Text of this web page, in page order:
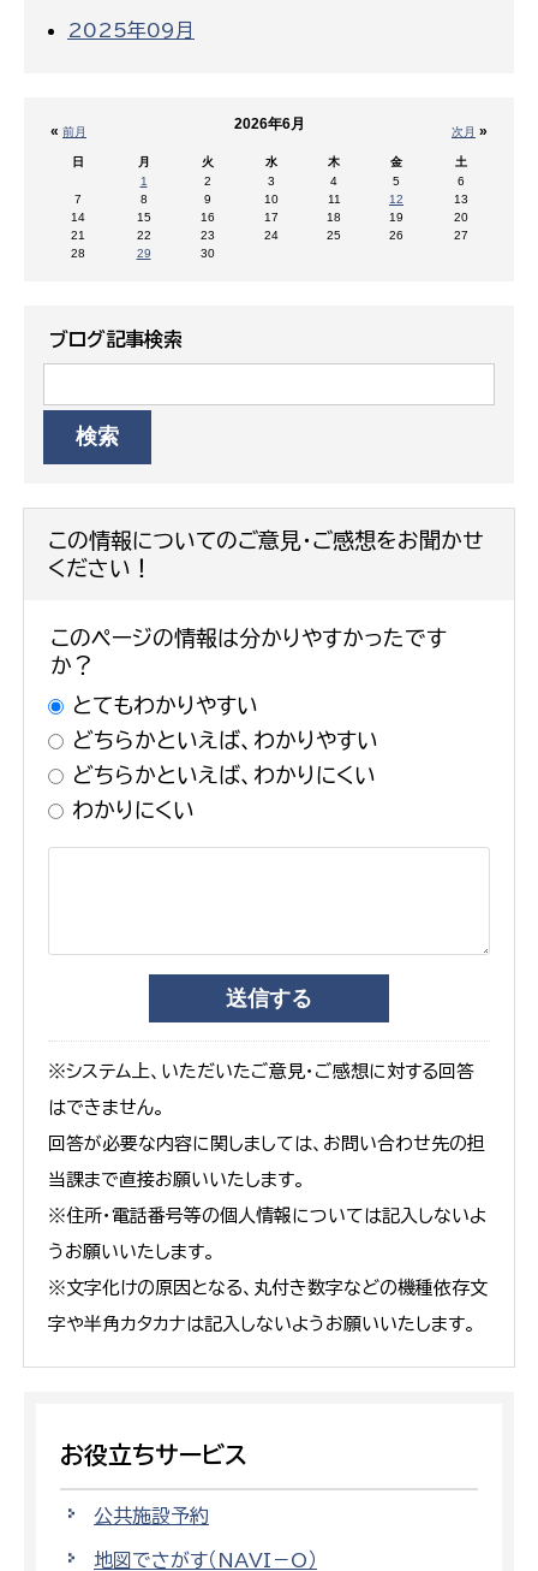
2025年09月
« 前月 次月 »
2026年6月
日 月 火 水 木 金
土
1
2 3 4 5
6
7
8 9 10 11 12
13
14
15 16 17 18 19
20
21
22 23 24 25 26
27
28
29 30
ブログ記事検索
この情報についてのご意見・ご感想をお聞かせ
ください！
このページの情報は分かりやすかったです
か？
とてもわかりやすい
どちらかといえば、わかりやすい
どちらかといえば、わかりにくい
わかりにくい
※システム上、いただいたご意見・ご感想に対する回答
はできません。
回答が必要な内容に関しましては、お問い合わせ先の担
当課まで直接お願いいたします。
※住所・電話番号等の個人情報については記入しないよ
うお願いいたします。
※文字化けの原因となる、丸付き数字などの機種依存文
字や半角カタカナは記入しないようお願いいたします。
お役立ちサービス
公共施設予約
地図でさがす（NAVI－O）